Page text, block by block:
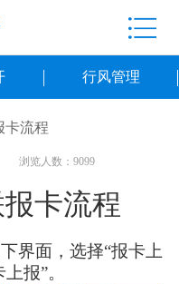
行风管理
卡流程
浏览人数：9099
卡流程
界面，选择“报卡上
报”。